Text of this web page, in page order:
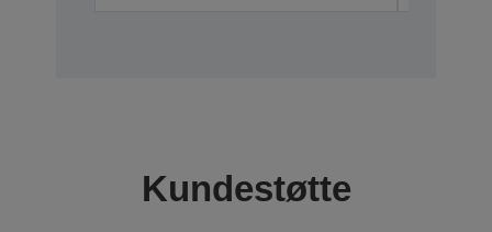
Kundestøtte